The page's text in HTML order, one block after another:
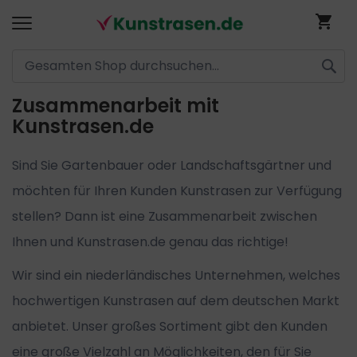
Direkt
zum
Inhalt
Zusammenarbeit mit
Kunstrasen.de
Sind Sie Gartenbauer oder Landschaftsgärtner und
möchten für Ihren Kunden Kunstrasen zur Verfügung
stellen? Dann ist eine Zusammenarbeit zwischen
Ihnen und Kunstrasen.de genau das richtige!
Wir sind ein niederländisches Unternehmen, welches
hochwertigen Kunstrasen auf dem deutschen Markt
anbietet. Unser großes Sortiment gibt den Kunden
eine große Vielzahl an Möglichkeiten, den für Sie